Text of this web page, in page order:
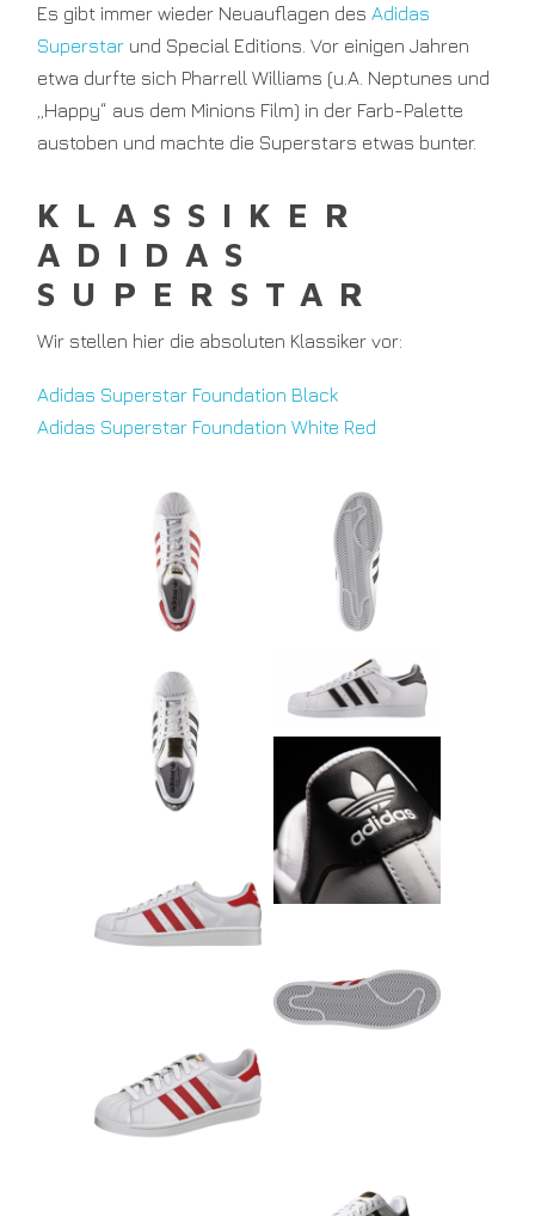
Es gibt immer wieder Neuauflagen desAdidas
Superstar und Special Editions. Vor einigen Jahren
etwa durfte sich Pharrell Williams (u.A. Neptunes und
„Happy“ aus dem Minions Film) in der Farb-Palette
austoben und machte die Superstars etwas bunter.
KLASSIKER
ADIDAS
SUPERSTAR
Wir stellen hier die absoluten Klassiker vor:
Adidas Superstar Foundation Black
Adidas Superstar Foundation White Red